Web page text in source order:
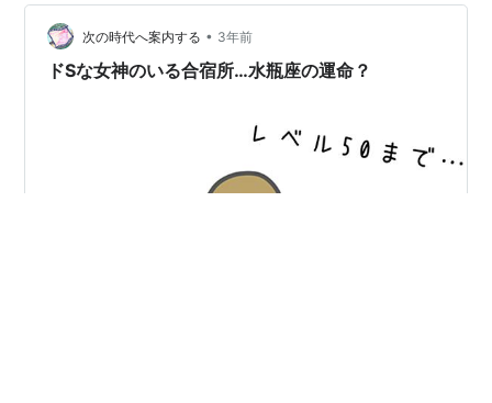
占いなんてもんは(過激派)。ほんで自分の星座を見ると
「なんだよこれ！」という内容だったりする。やはり、
惑わされないようにちゃんと他の星座を見てからじゃな
次の時代へ案内する • 3年前
ドSな女神のいる合宿所…水瓶座の運命？